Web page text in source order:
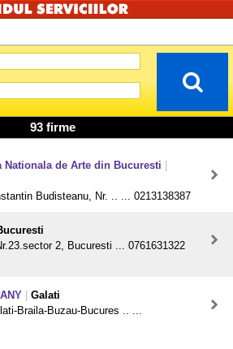
93 firme
Nationala de Arte din Bucuresti
Budisteanu, Nr. .. ... 0213138387
2, Bucuresti ... 0761631322
Galati
Braila-Buzau-Bucures .. ...